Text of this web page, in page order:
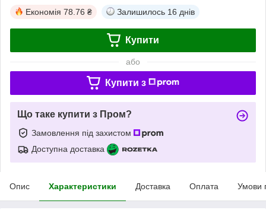
Економія 78.76 ₴ Залишилось 16 днів
Купити
або
Купити з
Що таке купити з Пром?
Замовлення під захистом
Доступна доставка
Опис Характеристики Доставка Оплата Умови